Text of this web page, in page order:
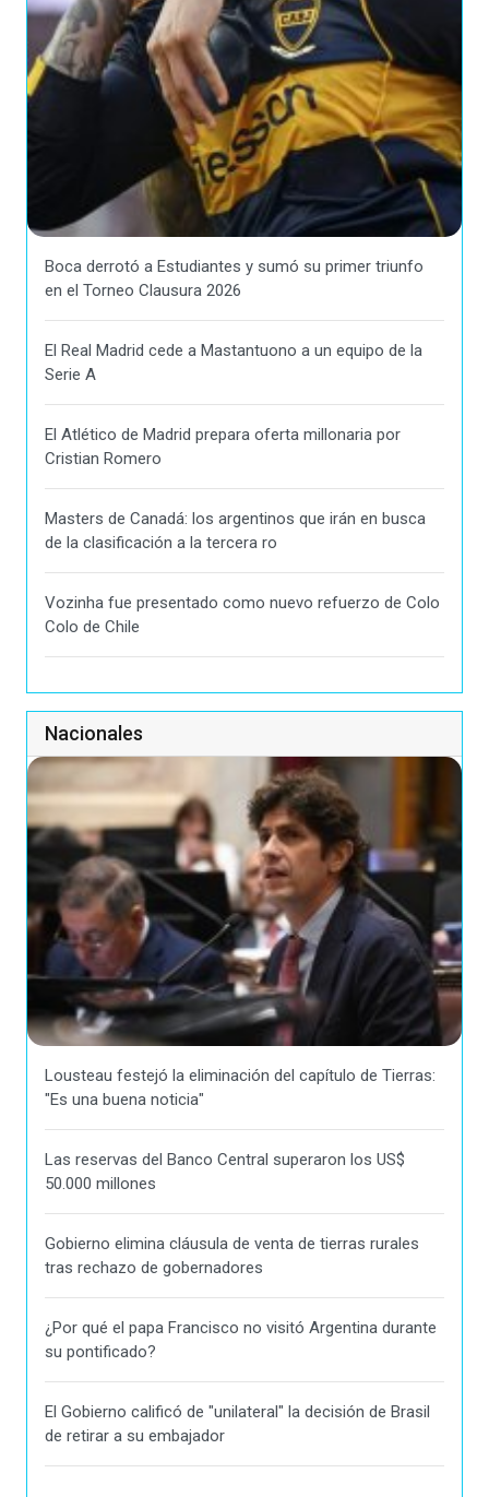
Boca derrotó a Estudiantes y sumó su primer triunfo
en el Torneo Clausura 2026
El Real Madrid cede a Mastantuono a un equipo de la
Serie A
El Atlético de Madrid prepara oferta millonaria por
Cristian Romero
Masters de Canadá: los argentinos que irán en busca
de la clasificación a la tercera ro
Vozinha fue presentado como nuevo refuerzo de Colo
Colo de Chile
Nacionales
Lousteau festejó la eliminación del capítulo de Tierras:
"Es una buena noticia"
Las reservas del Banco Central superaron los US$
50.000 millones
Gobierno elimina cláusula de venta de tierras rurales
tras rechazo de gobernadores
¿Por qué el papa Francisco no visitó Argentina durante
su pontificado?
El Gobierno calificó de "unilateral" la decisión de Brasil
de retirar a su embajador